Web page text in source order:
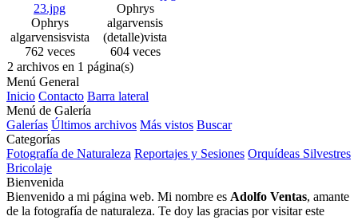
Ophrys
algarvensisvista
762 veces
Ophrys
algarvensis
(detalle)vista
604 veces
2 archivos en 1 página(s)
Menú General
Inicio Contacto Barra lateral
Menú de Galería
Galerías Últimos archivos Más vistos Buscar
Categorías
Fotografía de Naturaleza Reportajes y Sesiones Orquídeas Silvestres
Bricolaje
Bienvenida
Bienvenido a mi página web. Mi nombre es Adolfo Ventas, amante
de la fotografía de naturaleza. Te doy las gracias por visitar este